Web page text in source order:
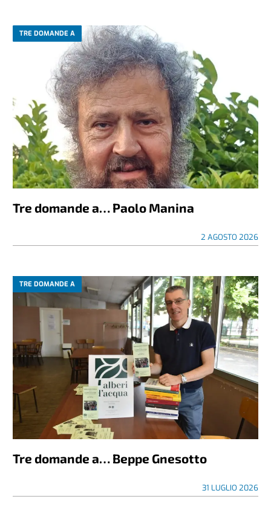
TRE DOMANDE A
Tre domande a… Paolo Manina
2 AGOSTO 2026
TRE DOMANDE A
Tre domande a… Beppe Gnesotto
31 LUGLIO 2026